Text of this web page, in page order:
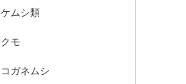
ケムシ類
クモ
コガネムシ